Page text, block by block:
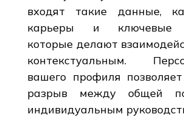
входят такие данные,
карьеры и ключевые
которые делают
контекстуальным.
вашего профиля
разрыв между общей
индивидуальным